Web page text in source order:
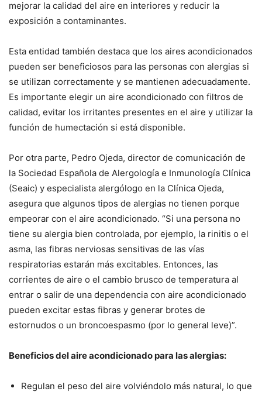
mejorar la calidad del aire en interiores y reducir la
exposición a contaminantes.
Esta entidad también destaca que los aires acondicionados
pueden ser beneficiosos para las personas con alergias si
se utilizan correctamente y se mantienen adecuadamente.
Es importante elegir un aire acondicionado con filtros de
calidad, evitar los irritantes presentes en el aire y utilizar la
función de humectación si está disponible.
Por otra parte, Pedro Ojeda, director de comunicación de
la Sociedad Española de Alergología e Inmunología Clínica
(Seaic) y especialista alergólogo en la Clínica Ojeda,
asegura que algunos tipos de alergias no tienen porque
empeorar con el aire acondicionado. “Si una persona no
tiene su alergia bien controlada, por ejemplo, la rinitis o el
asma, las fibras nerviosas sensitivas de las vías
respiratorias estarán más excitables. Entonces, las
corrientes de aire o el cambio brusco de temperatura al
entrar o salir de una dependencia con aire acondicionado
pueden excitar estas fibras y generar brotes de
estornudos o un broncoespasmo (por lo general leve)”.
Beneficios del aire acondicionado para las alergias:
Regulan el peso del aire volviéndolo más natural, lo que